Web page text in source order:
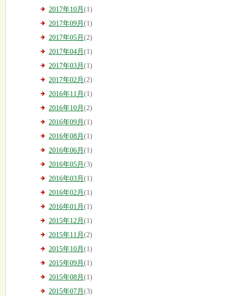
2017年10月 (1)
2017年09月 (1)
2017年05月 (2)
2017年04月 (1)
2017年03月 (1)
2017年02月 (2)
2016年11月 (1)
2016年10月 (2)
2016年09月 (1)
2016年08月 (1)
2016年06月 (1)
2016年05月 (3)
2016年03月 (1)
2016年02月 (1)
2016年01月 (1)
2015年12月 (1)
2015年11月 (2)
2015年10月 (1)
2015年09月 (1)
2015年08月 (1)
2015年07月 (3)